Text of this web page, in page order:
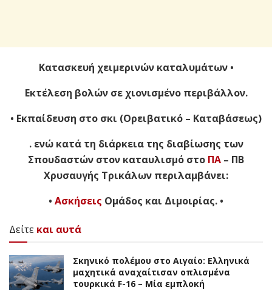
Κατασκευή χειμερινών καταλυμάτων •
Εκτέλεση βολών σε χιονισμένο περιβάλλον.
• Εκπαίδευση στο σκι (Ορειβατικό – Καταβάσεως)
. ενώ κατά τη διάρκεια της διαβίωσης των
Σπουδαστών στον καταυλισμό στο ΠΑ – ΠΒ
Χρυσαυγής Τρικάλων περιλαμβάνει:
• Ασκήσεις Ομάδος και Διμοιρίας. •
Δείτε και αυτά
Σκηνικό πολέμου στο Αιγαίο: Ελληνικά
μαχητικά αναχαίτισαν οπλισμένα
τουρκικά F-16 – Μία εμπλοκή